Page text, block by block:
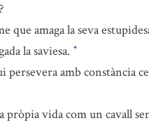
que amaga la seva
la saviesa. *
persevera amb constància
pròpia vida com un cavall